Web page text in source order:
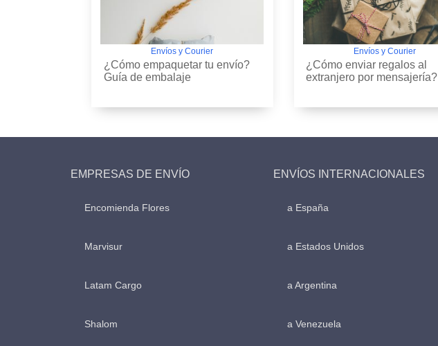
Envíos y Courier
¿Cómo empaquetar tu envío?
Guía de embalaje
Envíos y Courier
¿Cómo enviar regalos al
extranjero por mensajería?
EMPRESAS DE ENVÍO
Encomienda Flores
Marvisur
Latam Cargo
Shalom
ENVÍOS INTERNACIONALES
a España
a Estados Unidos
a Argentina
a Venezuela